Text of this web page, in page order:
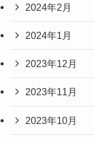
2024年2月
2024年1月
2023年12月
2023年11月
2023年10月